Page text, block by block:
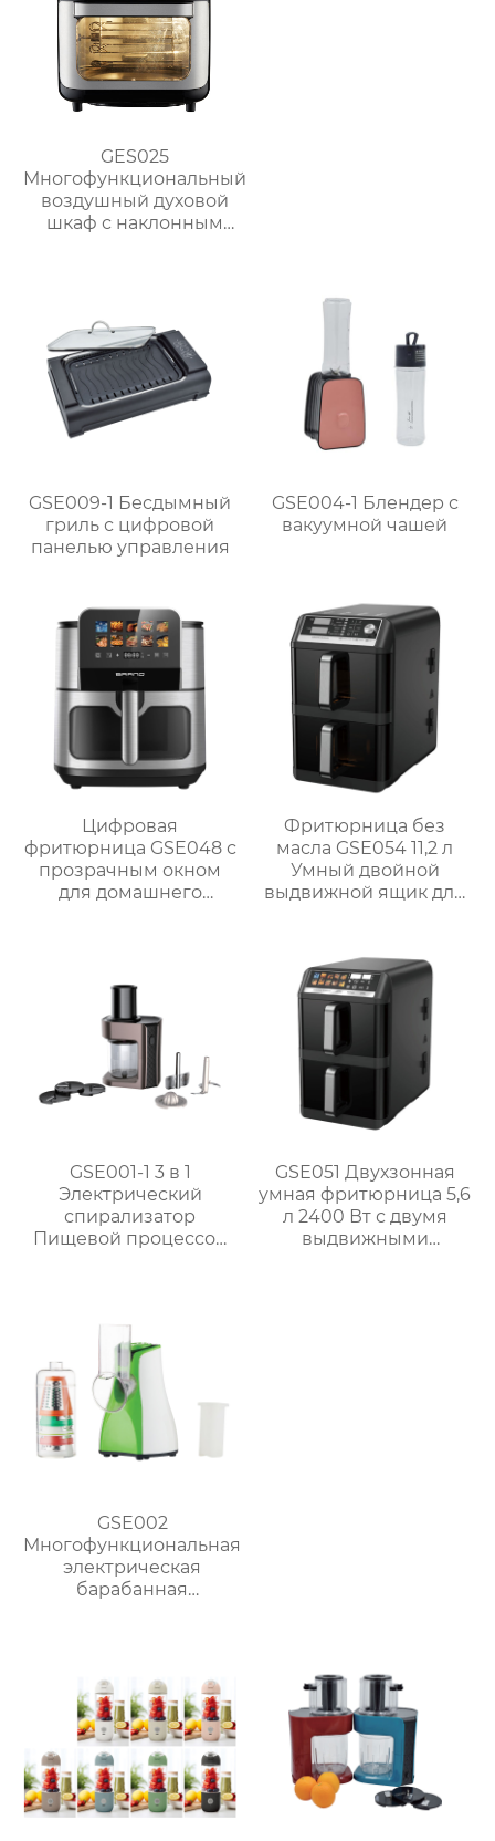
GES025
Многофункциональный
воздушный духовой
шкаф с наклонным
GSE009-1 Бесдымный
гриль с цифровой
панелью управления
GSE004-1 Блендер с
вакуумной чашей
Цифровая
фритюрница GSE048 с
прозрачным окном
для домашнего
Фритюрница без
масла GSE054 11,2 л
Умный двойной
выдвижной ящик для
GSE001-1 3 в 1
Электрический
спирализатор
Пищевой процессор
GSE051 Двухзонная
умная фритюрница 5,6
л 2400 Вт с двумя
выдвижными
GSE002
Многофункциональная
электрическая
барабанная